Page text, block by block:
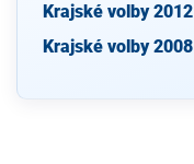
Krajské volby 2012
Krajské volby 2008